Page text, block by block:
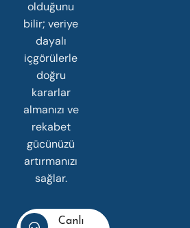
olduğunu
bilir; veriye
dayalı
içgörülerle
doğru
kararlar
almanızı ve
rekabet
gücünüzü
artırmanızı
sağlar.
Canlı